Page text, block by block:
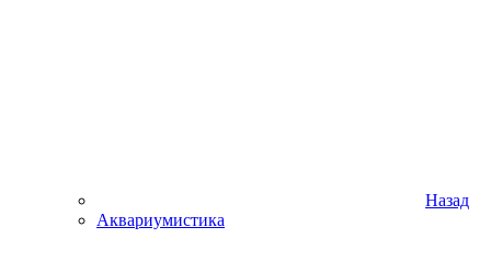
Назад
Аквариумистика